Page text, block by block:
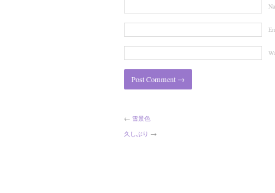
← 雪景色
久しぶり →